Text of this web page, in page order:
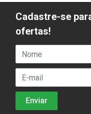
Cadastre-se
ofertas!